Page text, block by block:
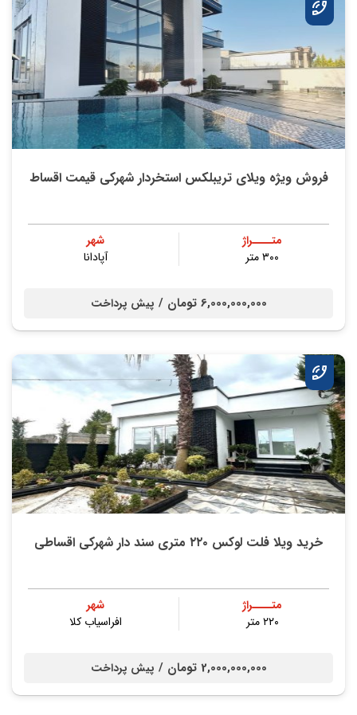
فروش ویژه ویلای تریبلکس استخردار شهرکی قیمت اقساط
متــــراژ
۳۰۰ متر
شهر
آپادانا
6,000,000,000 تومان / پیش پرداخت
خرید ویلا فلت لوکس ۲۲۰ متری سند دار شهرکی اقساطی
متــــراژ
۲۲۰ متر
شهر
افراسیاب کلا
2,000,000,000 تومان / پیش پرداخت